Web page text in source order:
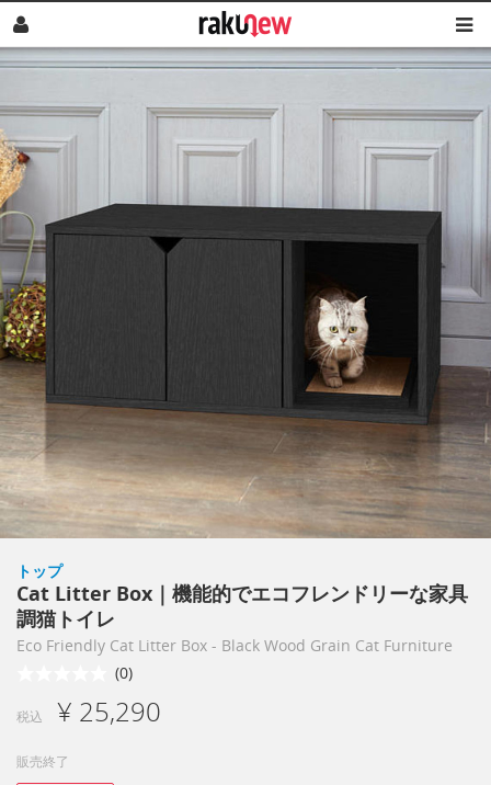
トップ
Cat Litter Box｜機能的でエコフレンドリーな家具
調猫トイレ
Eco Friendly Cat Litter Box - Black Wood Grain Cat Furniture
(0)
税込 ¥ 25,290
販売終了